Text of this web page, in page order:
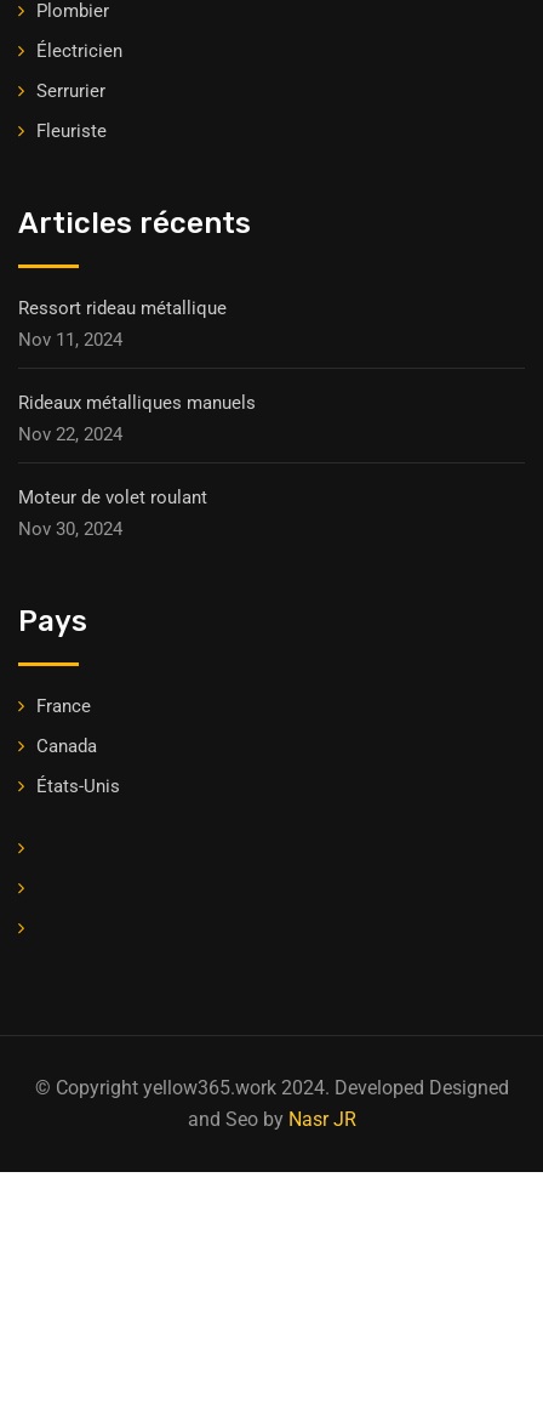
Plombier
Électricien
Serrurier
Fleuriste
Articles récents
Ressort rideau métallique
Nov 11, 2024
Rideaux métalliques manuels
Nov 22, 2024
Moteur de volet roulant
Nov 30, 2024
Pays
France
Canada
États-Unis
© Copyright yellow365.work 2024. Developed Designed
and Seo by Nasr JR